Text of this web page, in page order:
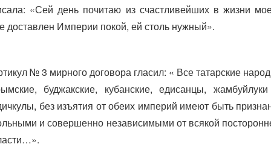
«Сей день почитаю из счастливейших в жизни
доставлен Империи покой, ей столь нужный».
№ 3 мирного договора гласил: « Все татарские
буджакские, кубанские, едисанцы,
без изъятия от обеих империй имеют быть
и совершенно независимыми от всякой